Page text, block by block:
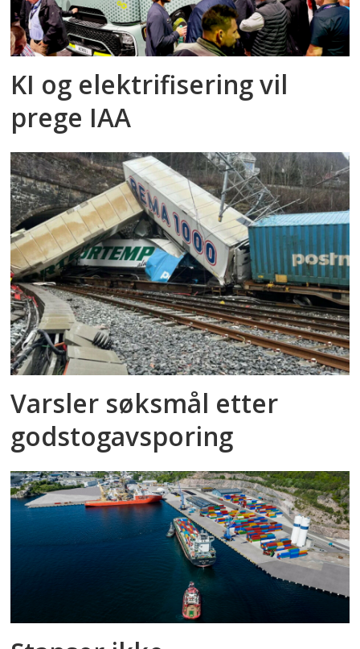
KI og elektrifisering vil
prege IAA
Varsler søksmål etter
godstog­avsporing